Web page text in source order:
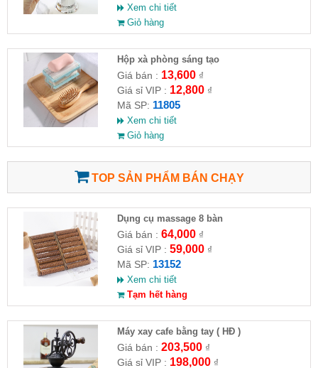
Xem chi tiết
Giỏ hàng
Hộp xà phòng sáng tạo
Giá bán : 13,600₫
Giá sỉ VIP : 12,800₫
Mã SP: 11805
Xem chi tiết
Giỏ hàng
TOP SẢN PHẨM BÁN CHẠY
Dụng cụ massage 8 bàn
Giá bán : 64,000₫
Giá sỉ VIP : 59,000₫
Mã SP: 13152
Xem chi tiết
Tạm hết hàng
Máy xay cafe bằng tay ( HĐ )
Giá bán : 203,500₫
Giá sỉ VIP : 198,000₫